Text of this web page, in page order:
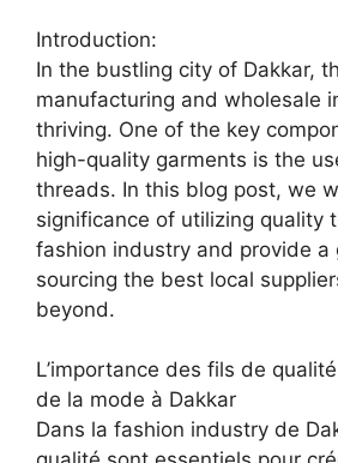
Introduction:
In the bustling city of Dakkar,
manufacturing and wholesale
thriving. One of the key
high-quality garments is the
threads. In this blog post, we
significance of utilizing quality
fashion industry and provide a
sourcing the best local
beyond.
L’importance des fils de
de la mode à Dakkar
Dans la fashion industry de